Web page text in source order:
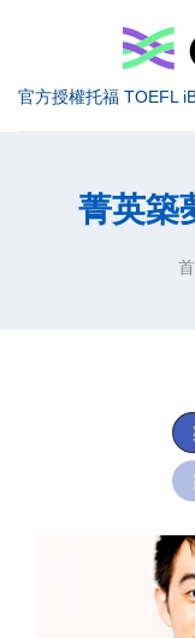
官方授權托福 TOEFL
托福考試介紹
菁英築